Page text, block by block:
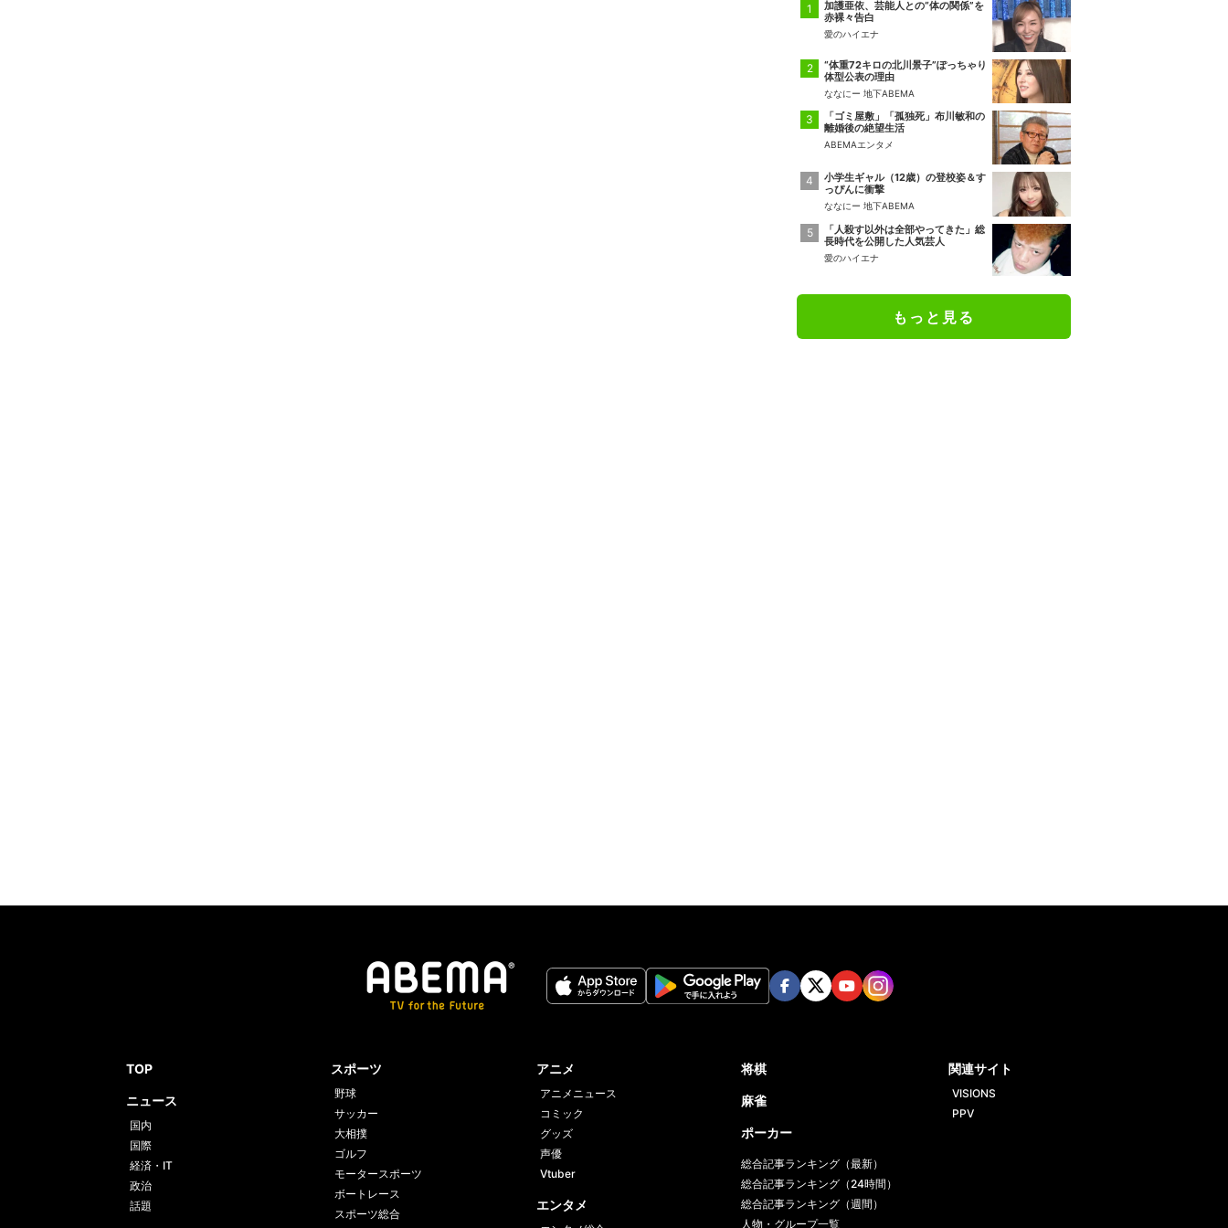
加護亜依、芸能人との“体の関係”を
赤裸々告白
愛のハイエナ
“体重72キロの北川景子”ぽっちゃり
体型公表の理由
ななにー 地下ABEMA
「ゴミ屋敷」「孤独死」布川敏和の
離婚後の絶望生活
ABEMAエンタメ
小学生ギャル（12歳）の登校姿＆す
っぴんに衝撃
ななにー 地下ABEMA
「人殺す以外は全部やってきた」総
長時代を公開した人気芸人
愛のハイエナ
もっと見る
TOP
ニュース
国内
国際
経済・IT
政治
話題
スポーツ
野球
サッカー
大相撲
ゴルフ
モータースポーツ
ボートレース
スポーツ総合
アニメ
アニメニュース
コミック
グッズ
声優
Vtuber
エンタメ
将棋
麻雀
ポーカー
総合記事ランキング（最新）
総合記事ランキング（24時間）
総合記事ランキング（週間）
人物・グループ一覧
関連サイト
VISIONS
PPV